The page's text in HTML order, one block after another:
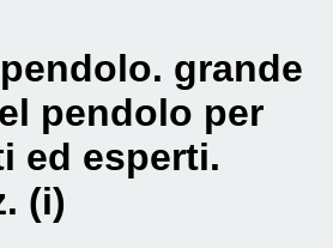
grande
pendolo per
ed esperti.
(i)